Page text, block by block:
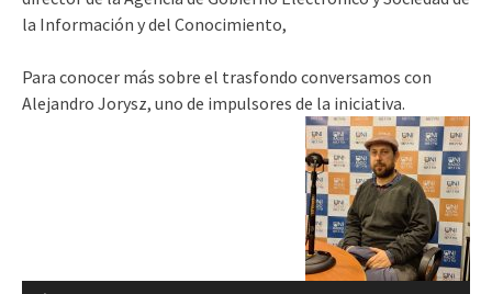
la Información y del Conocimiento,
Para conocer más sobre el trasfondo conversamos con
Alejandro Jorysz, uno de impulsores de la iniciativa.